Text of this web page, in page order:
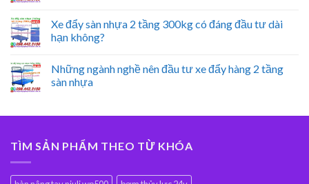
Xe đẩy sàn nhựa 2 tầng 300kg có đáng đầu tư dài
hạn không?
Những ngành nghề nên đầu tư xe đẩy hàng 2 tầng
sàn nhựa
TÌM SẢN PHẨM THEO TỪ KHÓA